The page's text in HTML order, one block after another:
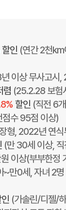
할인 (연간 2천
이상 무사고
렴 (25.2.28 보험
할인 (직전 6
점수 95점 이상)
형, 2022년 연식
(만 30세 이상,
이상(부부한정
~만0세, 자녀 2
(가솔린/디젤/